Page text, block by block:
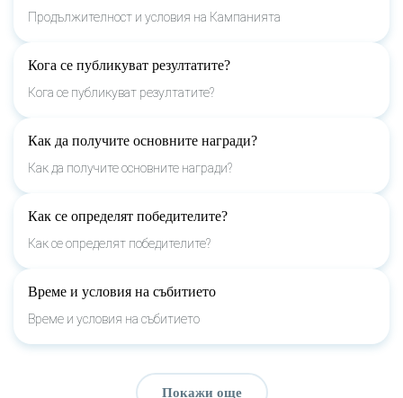
Продължителност и условия на Кампанията
Кога се публикуват резултатите?
Кога се публикуват резултатите?
Как да получите основните награди?
Как да получите основните награди?
Как се определят победителите?
Как се определят победителите?
Време и условия на събитието
Време и условия на събитието
Покажи още